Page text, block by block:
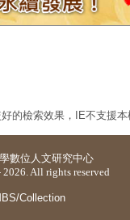
的檢索效果，IE不支援本
數位人文研究中心
All rights reserved
Collection